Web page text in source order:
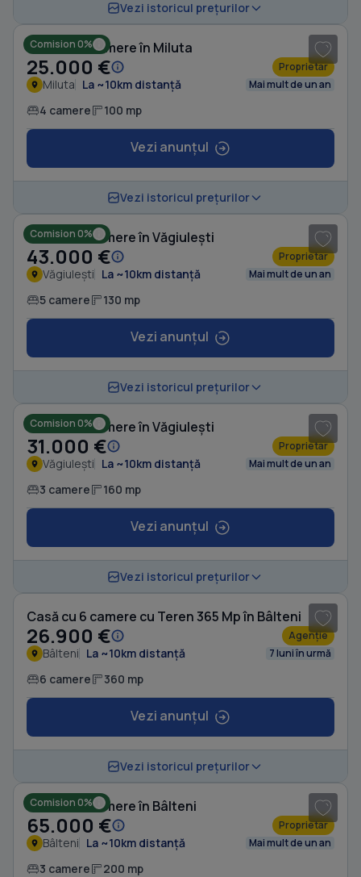
Vezi istoricul prețurilor
Comision 0%
Casă cu 4 camere în Miluta
25.000 € Proprietar
Miluta La ~10km distanță Mai mult de un an
4 camere 100 mp
Vezi anunțul
Vezi istoricul prețurilor
Comision 0%
Casă cu 5 camere în Văgiulești
43.000 € Proprietar
Văgiulești La ~10km distanță Mai mult de un an
5 camere 130 mp
Vezi anunțul
Vezi istoricul prețurilor
Comision 0%
Casă cu 3 camere în Văgiulești
31.000 € Proprietar
Văgiulești La ~10km distanță Mai mult de un an
3 camere 160 mp
Vezi anunțul
Vezi istoricul prețurilor
Casă cu 6 camere cu Teren 365 Mp în Bâlteni
26.900 € Agenție
Bâlteni La ~10km distanță 7 luni în urmă
6 camere 360 mp
Vezi anunțul
Vezi istoricul prețurilor
Comision 0%
Casă cu 3 camere în Bâlteni
65.000 € Proprietar
Bâlteni La ~10km distanță Mai mult de un an
3 camere 200 mp